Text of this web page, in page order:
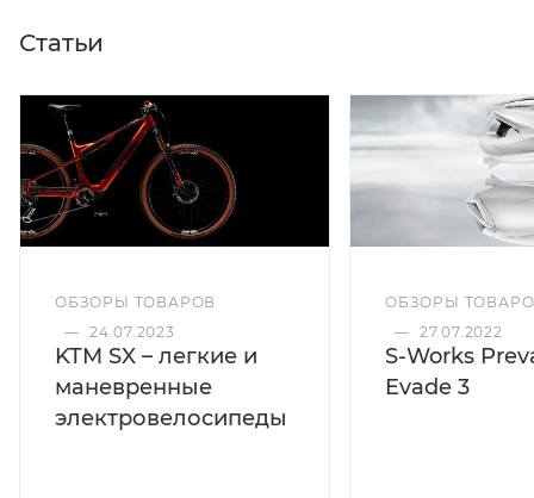
Статьи
ОБЗОРЫ ТОВАРОВ
— 24.07.2023
KTM SX – легкие и
маневренные
электровелосипеды
ОБЗОРЫ
— 27.07.2022
S-Works
Evade 3